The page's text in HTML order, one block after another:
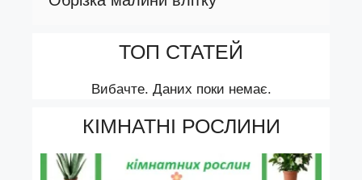
ТОП СТАТЕЙ
Вибачте. Даних поки немає.
КІМНАТНІ РОСЛИНИ